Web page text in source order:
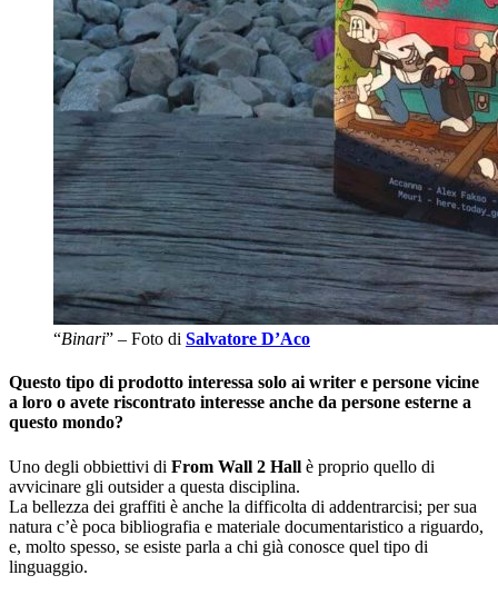
“Binari” – Foto di Salvatore D’Aco
Questo tipo di prodotto interessa solo ai writer e persone vicine
a loro o avete riscontrato interesse anche da persone esterne a
questo mondo?
Uno degli obbiettivi di From Wall 2 Hall è proprio quello di
avvicinare gli outsider a questa disciplina.
La bellezza dei graffiti è anche la difficolta di addentrarcisi; per sua
natura c’è poca bibliografia e materiale documentaristico a riguardo,
e, molto spesso, se esiste parla a chi già conosce quel tipo di
linguaggio.